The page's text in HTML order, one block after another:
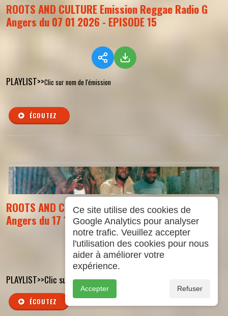
ROOTS AND CULTURE Emission Reggae Radio G
Angers du 07 01 2026 - EPISODE 15
PLAYLIST>>Clic sur nom de l'émission
ÉCOUTEZ
ROOTS AND CULTURE : Emission Reggae Radio G
Angers du 17 12 2025 - EPIDODE 14
PLAYLIST>>Clic sur nom de l'émission
ÉCOUTEZ
Ce site utilise des cookies de
Google Analytics pour analyser
notre trafic. Veuillez accepter
l'utilisation des cookies pour nous
aider à améliorer votre
expérience.
Accepter Refuser